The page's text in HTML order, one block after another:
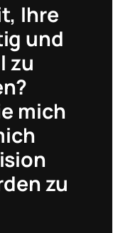
Ihre
und
zu
mich
zu